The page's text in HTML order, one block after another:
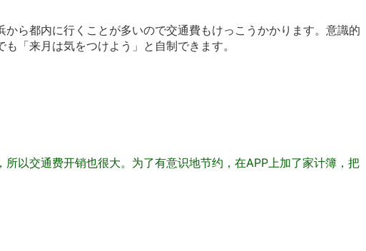
ら都内に行くことが多いので交通費もけっこうかかります。意識的
「来月は気をつけよう」と自制できます。
以交通费开销也很大。为了有意识地节约，在APP上加了家计簿，把